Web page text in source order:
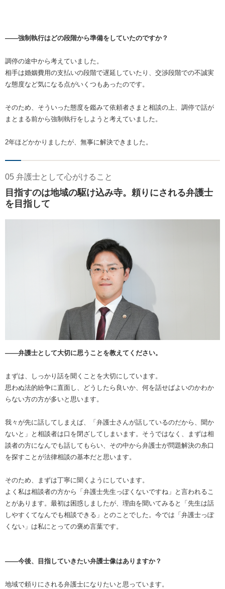
――強制執行はどの段階から準備をしていたのですか？
調停の途中から考えていました。
相手は婚姻費用の支払いの段階で遅延していたり、交渉段階での不誠実
な態度など気になる点がいくつもあったのです。
そのため、そういった態度を鑑みて依頼者さまと相談の上、調停で話が
まとまる前から強制執行をしようと考えていました。
2年ほどかかりましたが、無事に解決できました。
05 弁護士として心がけること
目指すのは地域の駆け込み寺。頼りにされる弁護士
を目指して
――弁護士として大切に思うことを教えてください。
まずは、しっかり話を聞くことを大切にしています。
思わぬ法的紛争に直面し、どうしたら良いか、何を話せばよいのかわか
らない方の方が多いと思います。
我々が先に話してしまえば、「弁護士さんが話しているのだから、聞か
ないと」と相談者は口を閉ざしてしまいます。そうではなく、まずは相
談者の方になんでも話してもらい、その中から弁護士が問題解決の糸口
を探すことが法律相談の基本だと思います。
そのため、まずは丁寧に聞くようにしています。
よく私は相談者の方から「弁護士先生っぽくないですね」と言われるこ
とがあります。最初は困惑しましたが、理由を聞いてみると「先生は話
しやすくてなんでも相談できる」とのことでした。今では「弁護士っぽ
くない」は私にとっての褒め言葉です。
――今後、目指していきたい弁護士像はありますか？
地域で頼りにされる弁護士になりたいと思っています。